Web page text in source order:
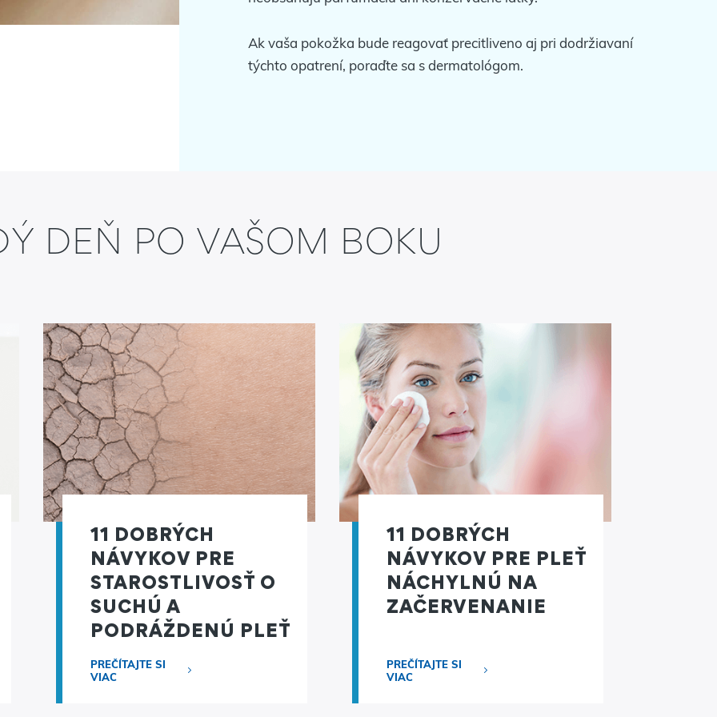
Ak vaša pokožka bude reagovať precitliveno aj pri dodržiavaní
týchto opatrení, poraďte sa s dermatológom.
DEŇ PO VAŠOM BOKU
11 DOBRÝCH
NÁVYKOV PRE
STAROSTLIVOSŤ O
SUCHÚ A
PODRÁŽDENÚ PLEŤ
PREČÍTAJTE SI
VIAC
11 DOBRÝCH
NÁVYKOV PRE PLEŤ
NÁCHYLNÚ NA
ZAČERVENANIE
PREČÍTAJTE SI
VIAC